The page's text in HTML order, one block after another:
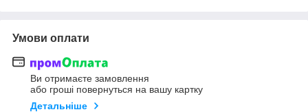
Умови оплати
Ви отримаєте замовлення
або гроші повернуться на вашу картку
Детальніше